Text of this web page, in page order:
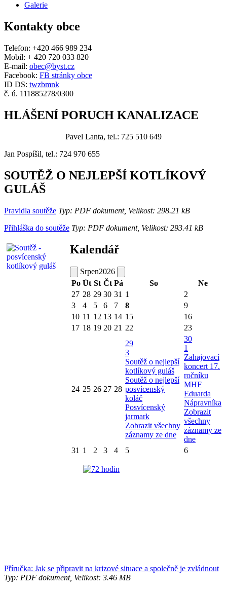
Galerie
Kontakty obce
Telefon: +420 466 989 234
Mobil: + 420 720 033 820
E-mail: obec@byst.cz
Facebook: FB stránky obce
ID DS: twzbmnk
č. ú. 111885278/0300
HLÁŠENÍ PORUCH KANALIZACE
Pavel Lanta, tel.: 725 510 649
Jan Pospíšil, tel.: 724 970 655
SOUTĚŽ O NEJLEPŠÍ KOTLÍKOVÝ
GULÁŠ
Pravidla soutěže Typ: PDF dokument, Velikost: 298.21 kB
Přihláška do soutěže Typ: PDF dokument, Velikost: 293.41 kB
Kalendář
Srpen2026
Po Út St Čt Pá So
Ne
27 28 29 30 31 1
2
3
4 5 6 7 8
9
10 11 12 13 14 15
16
17 18 19 20 21 22 23
24 25 26 27 28
29
3
Soutěž o nejlepší
kotlíkový guláš
Soutěž o nejlepší
posvícenský
koláč
Posvícenský
jarmark
Zobrazit všechny
záznamy ze dne
30
1
Zahajovací
koncert 17.
ročníku
MHF
Eduarda
Nápravníka
Zobrazit
všechny
záznamy ze
dne
31 1 2 3 4 5 6
Příručka: Jak se připravit na krizové situace a společně je zvládnout
Typ: PDF dokument, Velikost: 3.46 MB